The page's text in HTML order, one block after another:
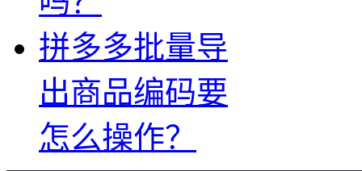
拼多多批量导
出商品编码要
怎么操作？